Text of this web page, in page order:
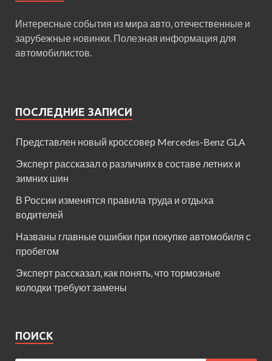
Интересные события из мира авто, отечественные и
зарубежные новинки. Полезная информация для
автомобилистов.
ПОСЛЕДНИЕ ЗАПИСИ
Представлен новый кроссовер Mercedes-Benz GLA
Эксперт рассказал о различиях в составе летних и
зимних шин
В России изменятся правила труда и отдыха
водителей
Названы главные ошибки при покупке автомобиля с
пробегом
Эксперт рассказал, как понять, что тормозные
колодки требуют замены
ПОИСК